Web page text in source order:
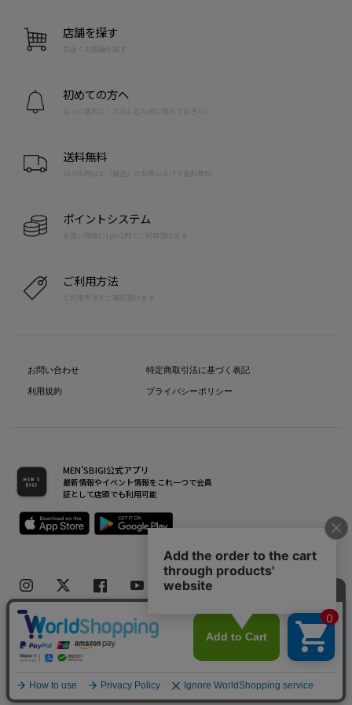
店舗を探す
お近くの店舗を探す
初めての方へ
もっと便利に！たのしむために覚えておきたい
送料無料
10,000円以上（税込）のお買い上げで送料無料
ポイントシステム
お買い物毎に1pt=1円でご利用頂けます
ご利用方法
ご利用方法をご確認頂けます
お問い合わせ
利用規約
特定商取引法に基づく表記
プライバシーポリシー
MEN’SBIGI公式アプリ
最新情報やイベント情報をこれ一つで会員
証として店頭でも利用可能
Copyright(C) Bigi Co.,Ltd.All Rights Reserved.